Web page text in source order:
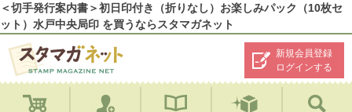
＜切手発行案内書＞初日印付き（折りなし）お楽しみパック（10枚セ
ット）水戸中央局印 を買うならスタマガネット
新規会員登録
ログインする